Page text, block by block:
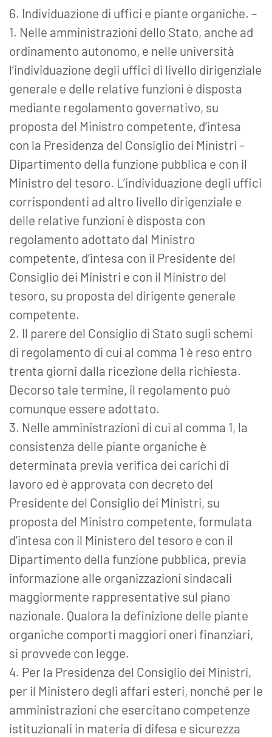
6. Individuazione di uffici e piante organiche. –
1. Nelle amministrazioni dello Stato, anche ad
ordinamento autonomo, e nelle università
l’individuazione degli uffici di livello dirigenziale
generale e delle relative funzioni è disposta
mediante regolamento governativo, su
proposta del Ministro competente, d’intesa
con la Presidenza del Consiglio dei Ministri –
Dipartimento della funzione pubblica e con il
Ministro del tesoro. L’individuazione degli uffici
corrispondenti ad altro livello dirigenziale e
delle relative funzioni è disposta con
regolamento adottato dal Ministro
competente, d’intesa con il Presidente del
Consiglio dei Ministri e con il Ministro del
tesoro, su proposta del dirigente generale
competente.
2. Il parere del Consiglio di Stato sugli schemi
di regolamento di cui al comma 1 è reso entro
trenta giorni dalla ricezione della richiesta.
Decorso tale termine, il regolamento può
comunque essere adottato.
3. Nelle amministrazioni di cui al comma 1, la
consistenza delle piante organiche è
determinata previa verifica dei carichi di
lavoro ed è approvata con decreto del
Presidente del Consiglio dei Ministri, su
proposta del Ministro competente, formulata
d’intesa con il Ministero del tesoro e con il
Dipartimento della funzione pubblica, previa
informazione alle organizzazioni sindacali
maggiormente rappresentative sul piano
nazionale. Qualora la definizione delle piante
organiche comporti maggiori oneri finanziari,
si provvede con legge.
4. Per la Presidenza del Consiglio dei Ministri,
per il Ministero degli affari esteri, nonché per le
amministrazioni che esercitano competenze
istituzionali in materia di difesa e sicurezza